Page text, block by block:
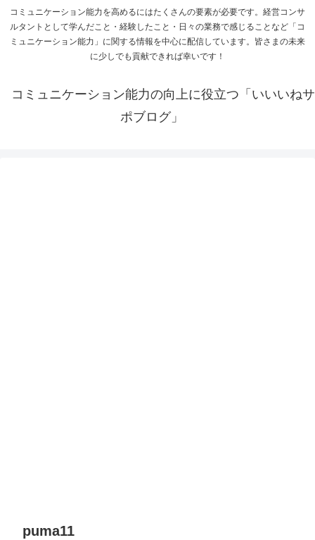
コミュニケーション能力を高めるにはたくさんの要素が必要です。経営コンサ
ルタントとして学んだこと・経験したこと・日々の業務で感じることなど「コ
ミュニケーション能力」に関する情報を中心に配信しています。皆さまの未来
に少しでも貢献できれば幸いです！
コミュニケーション能力の向上に役立つ「いいいねサ
ポブログ」
puma11